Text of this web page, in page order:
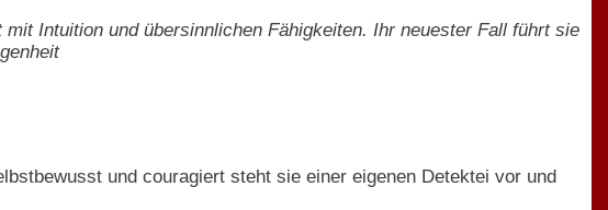
Intuition und übersinnlichen Fähigkeiten. Ihr neuester Fall führt sie
und couragiert steht sie einer eigenen Detektei vor und